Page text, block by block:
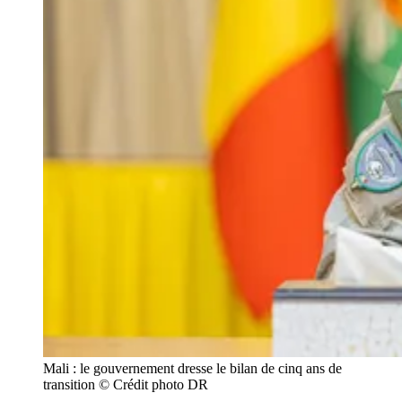
Mali : le gouvernement dresse le bilan de cinq ans de
transition © Crédit photo DR